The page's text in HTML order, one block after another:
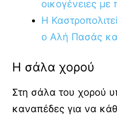
οικογένειες με
Η
ο Αλή Πασάς
Η σάλα χορού
Στη σάλα του χορού
καναπέδες για να